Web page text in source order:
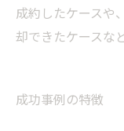
成約したケースや
却できたケースな
成功事例の特徴